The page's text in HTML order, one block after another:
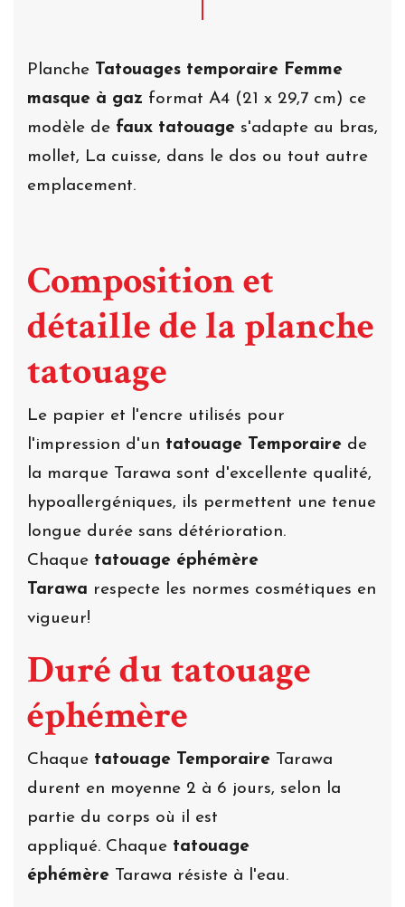
Planche Tatouages temporaire Femme
masque à gaz format A4 (21 x 29,7 cm) ce
modèle de faux tatouage s'adapte au bras,
mollet, La cuisse, dans le dos ou tout autre
emplacement.
Composition et
détaille de la planche
tatouage
Le papier et l'encre utilisés pour
l'impression d'un tatouage Temporaire de
la marque Tarawa sont d'excellente qualité,
hypoallergéniques, ils permettent une tenue
longue durée sans détérioration.
Chaque tatouage éphémère
Tarawa respecte les normes cosmétiques en
vigueur!
Duré du tatouage
éphémère
Chaque tatouage Temporaire Tarawa
durent en moyenne 2 à 6 jours, selon la
partie du corps où il est
appliqué. Chaque tatouage
éphémère Tarawa résiste à l'eau.